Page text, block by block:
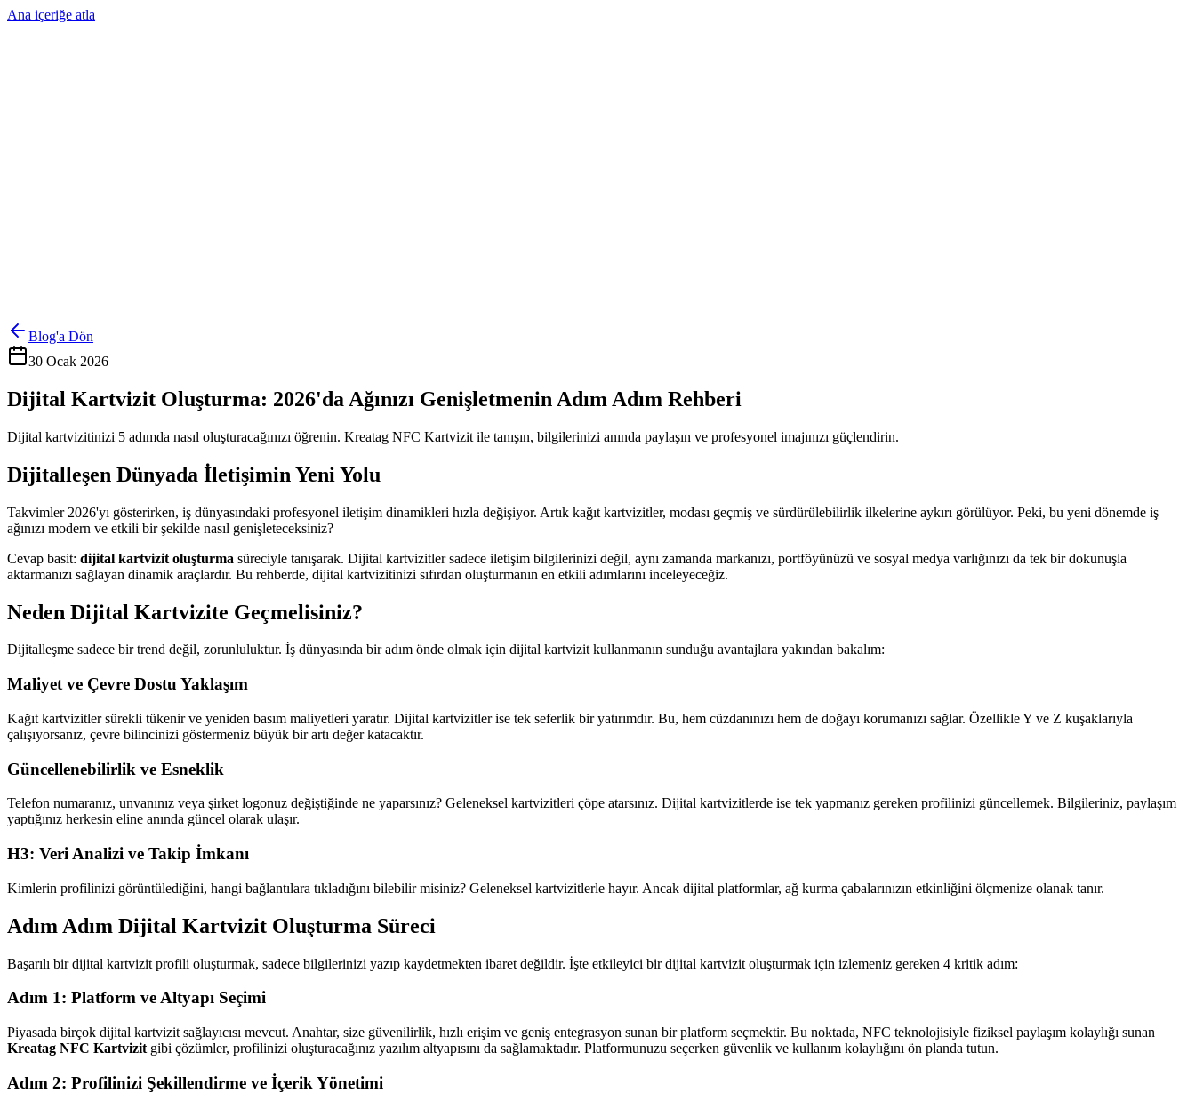
Ana içeriğe atla
Blog'a Dön
30 Ocak 2026
Dijital Kartvizit Oluşturma: 2026'da Ağınızı Genişletmenin Adım Adım Rehberi
Dijital kartvizitinizi 5 adımda nasıl oluşturacağınızı öğrenin. Kreatag NFC Kartvizit ile tanışın, bilgilerinizi anında paylaşın ve profesyonel imajınızı güçlendirin.
Dijitalleşen Dünyada İletişimin Yeni Yolu
Takvimler 2026'yı gösterirken, iş dünyasındaki profesyonel iletişim dinamikleri hızla değişiyor. Artık kağıt kartvizitler, modası geçmiş ve sürdürülebilirlik ilkelerine aykırı görülüyor. Peki, bu yeni dönemde iş
ağınızı modern ve etkili bir şekilde nasıl genişleteceksiniz?
Cevap basit: dijital kartvizit oluşturma süreciyle tanışarak. Dijital kartvizitler sadece iletişim bilgilerinizi değil, aynı zamanda markanızı, portföyünüzü ve sosyal medya varlığınızı da tek bir dokunuşla
aktarmanızı sağlayan dinamik araçlardır. Bu rehberde, dijital kartvizitinizi sıfırdan oluşturmanın en etkili adımlarını inceleyeceğiz.
Neden Dijital Kartvizite Geçmelisiniz?
Dijitalleşme sadece bir trend değil, zorunluluktur. İş dünyasında bir adım önde olmak için dijital kartvizit kullanmanın sunduğu avantajlara yakından bakalım:
Maliyet ve Çevre Dostu Yaklaşım
Kağıt kartvizitler sürekli tükenir ve yeniden basım maliyetleri yaratır. Dijital kartvizitler ise tek seferlik bir yatırımdır. Bu, hem cüzdanınızı hem de doğayı korumanızı sağlar. Özellikle Y ve Z kuşaklarıyla
çalışıyorsanız, çevre bilincinizi göstermeniz büyük bir artı değer katacaktır.
Güncellenebilirlik ve Esneklik
Telefon numaranız, unvanınız veya şirket logonuz değiştiğinde ne yaparsınız? Geleneksel kartvizitleri çöpe atarsınız. Dijital kartvizitlerde ise tek yapmanız gereken profilinizi güncellemek. Bilgileriniz, paylaşım
yaptığınız herkesin eline anında güncel olarak ulaşır.
H3: Veri Analizi ve Takip İmkanı
Kimlerin profilinizi görüntülediğini, hangi bağlantılara tıkladığını bilebilir misiniz? Geleneksel kartvizitlerle hayır. Ancak dijital platformlar, ağ kurma çabalarınızın etkinliğini ölçmenize olanak tanır.
Adım Adım Dijital Kartvizit Oluşturma Süreci
Başarılı bir dijital kartvizit profili oluşturmak, sadece bilgilerinizi yazıp kaydetmekten ibaret değildir. İşte etkileyici bir dijital kartvizit oluşturmak için izlemeniz gereken 4 kritik adım:
Adım 1: Platform ve Altyapı Seçimi
Piyasada birçok dijital kartvizit sağlayıcısı mevcut. Anahtar, size güvenilirlik, hızlı erişim ve geniş entegrasyon sunan bir platform seçmektir. Bu noktada, NFC teknolojisiyle fiziksel paylaşım kolaylığı sunan
Kreatag NFC Kartvizit gibi çözümler, profilinizi oluşturacağınız yazılım altyapısını da sağlamaktadır. Platformunuzu seçerken güvenlik ve kullanım kolaylığını ön planda tutun.
Adım 2: Profilinizi Şekillendirme ve İçerik Yönetimi